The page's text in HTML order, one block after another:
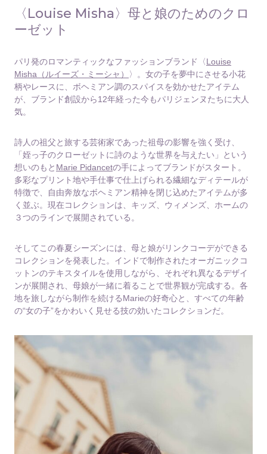
〈Louise Misha〉母と娘のためのクロ
ーゼット
パリ発のロマンティックなファッションブランド〈Louise
Misha（ルイーズ・ミーシャ）
〉。女の子を夢中にさせる小花
柄やレースに、ボヘミアン調のスパイスを効かせたアイテム
が、ブランド創設から12年経った今もパリジェンヌたちに大人
気。
詩人の祖父と旅する芸術家であった祖母の影響を強く受け、
「姪っ子のクローゼットに詩のような世界を与えたい」という
想いのもと Marie Pidancetの手によってブランドがスタート。
多彩なプリント地や手仕事で仕上げられる繊細なディテールが
特徴で、自由奔放なボヘミアン精神を閉じ込めたアイテムが多
く並ぶ。現在コレクションは、キッズ、ウィメンズ、ホームの
３つのラインで展開されている。
そしてこの春夏シーズンには、母と娘がリンクコーデができる
コレクションを発表した。インドで制作されたオーガニックコ
ットンのテキスタイルを使用しながら、それぞれ異なるデザイ
ンが展開され、母娘が一緒に着ることで世界観が完成する。各
地を旅しながら制作を続けるMarieの好奇心と、すべての年齢
の“女の子”をかわいく見せる技の効いたコレクションだ。